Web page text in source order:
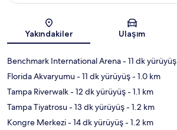
Harita
Yakındakiler Ulaşım
Benchmark International Arena- 11 dk yürüyüş
Florida Akvaryumu- 11 dk yürüyüş- 1.0 km
Tampa Riverwalk- 12 dk yürüyüş- 1.1 km
Tampa Tiyatrosu- 13 dk yürüyüş- 1.2 km
Kongre Merkezi- 14 dk yürüyüş- 1.2 km